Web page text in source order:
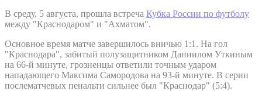
В среду, 5 августа, прошла встреча Кубка России по футболу
между "Краснодаром" и "Ахматом".
Основное время матче завершилось вничью 1:1. На гол
"Краснодара", забитый полузащитником Даниилом Уткиным
на 66-й минуте, грозненцы ответили точным ударом
нападающего Максима Самородова на 93-й минуте. В серии
послематчевых пенальти сильнее был "Краснодар" (5:4).